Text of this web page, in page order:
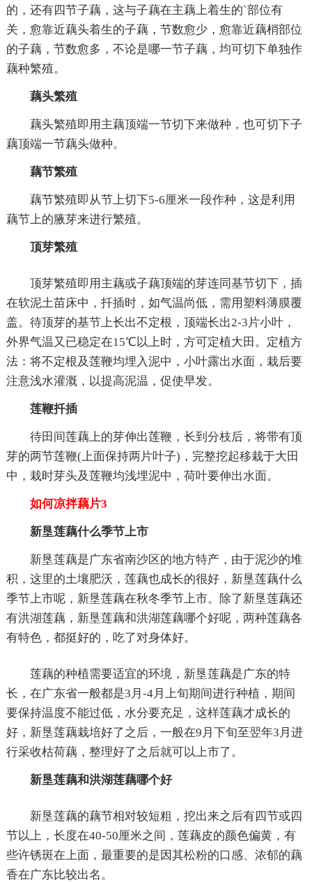
的，还有四节子藕，这与子藕在主藕上着生的`部位有
关，愈靠近藕头着生的子藕，节数愈少，愈靠近藕梢部位
的子藕，节数愈多，不论是哪一节子藕，均可切下单独作
藕种繁殖。
藕头繁殖
藕头繁殖即用主藕顶端一节切下来做种，也可切下子
藕顶端一节藕头做种。
藕节繁殖
藕节繁殖即从节上切下5-6厘米一段作种，这是利用
藕节上的腋芽来进行繁殖。
顶芽繁殖
顶芽繁殖即用主藕或子藕顶端的芽连同基节切下，插
在软泥土苗床中，扦插时，如气温尚低，需用塑料薄膜覆
盖。待顶芽的基节上长出不定根，顶端长出2-3片小叶，
外界气温又已稳定在15℃以上时，方可定植大田。定植方
法：将不定根及莲鞭均埋入泥中，小叶露出水面，栽后要
注意浅水灌溉，以提高泥温，促使早发。
莲鞭扦插
待田间莲藕上的芽伸出莲鞭，长到分枝后，将带有顶
芽的两节莲鞭(上面保持两片叶子)，完整挖起移栽于大田
中，栽时芽头及莲鞭均浅埋泥中，荷叶要伸出水面。
如何凉拌藕片3
新垦莲藕什么季节上市
新垦莲藕是广东省南沙区的地方特产，由于泥沙的堆
积，这里的土壤肥沃，莲藕也成长的很好，新垦莲藕什么
季节上市呢，新垦莲藕在秋冬季节上市。除了新垦莲藕还
有洪湖莲藕，新垦莲藕和洪湖莲藕哪个好呢，两种莲藕各
有特色，都挺好的，吃了对身体好。
莲藕的种植需要适宜的环境，新垦莲藕是广东的特
长，在广东省一般都是3月-4月上旬期间进行种植，期间
要保持温度不能过低，水分要充足，这样莲藕才成长的
好，新垦莲藕栽培好了之后，一般在9月下旬至翌年3月进
行采收枯荷藕，整理好了之后就可以上市了。
新垦莲藕和洪湖莲藕哪个好
新垦莲藕的藕节相对较短粗，挖出来之后有四节或四
节以上，长度在40-50厘米之间，莲藕皮的颜色偏黄，有
些许锈斑在上面，最重要的是因其松粉的口感、浓郁的藕
香在广东比较出名。